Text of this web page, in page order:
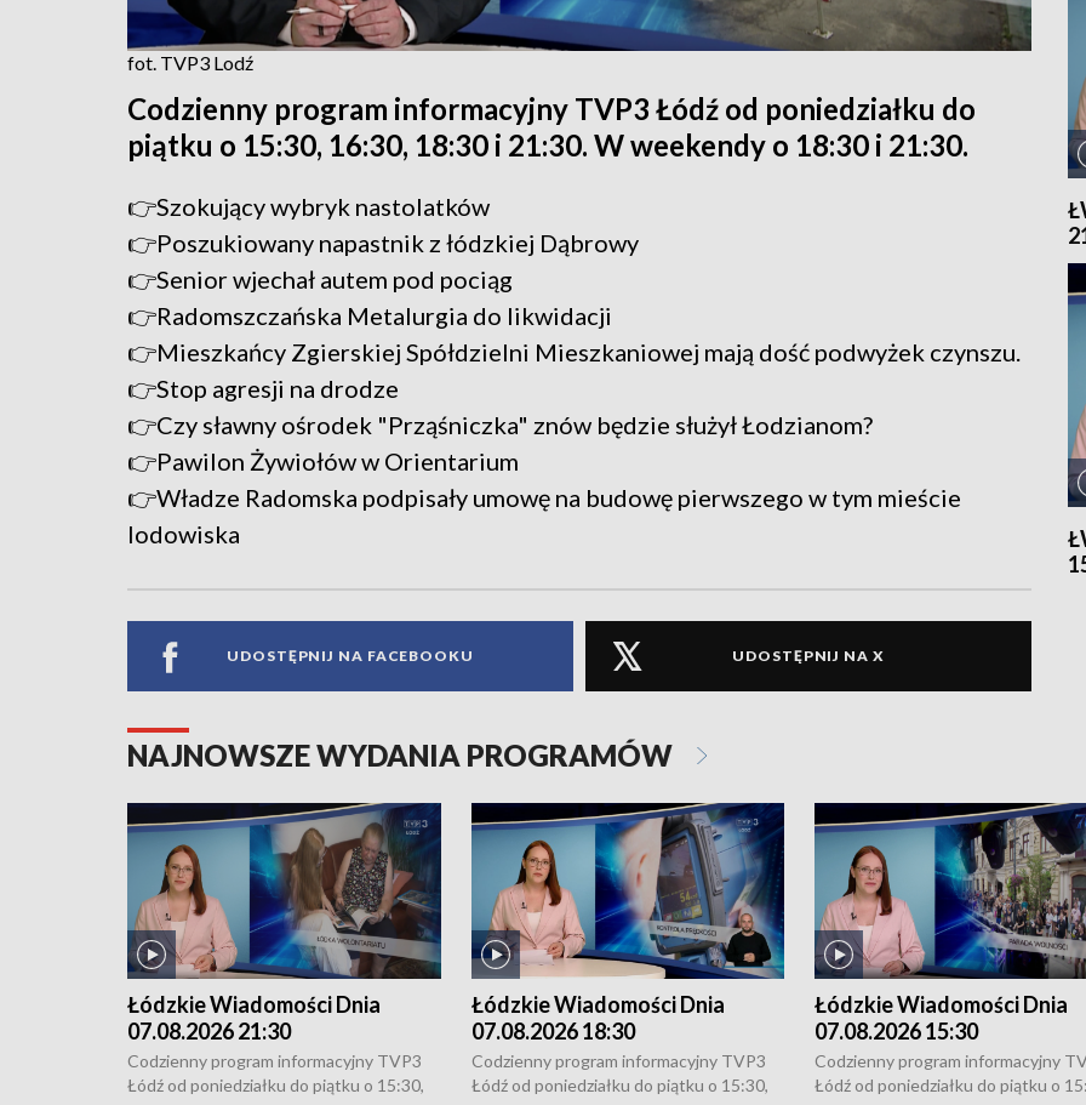
fot. TVP3 Lodź
Codzienny program informacyjny TVP3 Łódź od poniedziałku do
piątku o 15:30, 16:30, 18:30 i 21:30. W weekendy o 18:30 i 21:30.
👉Szokujący wybryk nastolatków
👉Poszukiowany napastnik z łódzkiej Dąbrowy
👉Senior wjechał autem pod pociąg
👉Radomszczańska Metalurgia do likwidacji
👉Mieszkańcy Zgierskiej Spółdzielni Mieszkaniowej mają dość podwyżek czynszu.
👉Stop agresji na drodze
👉Czy sławny ośrodek "Prząśniczka" znów będzie służył Łodzianom?
👉Pawilon Żywiołów w Orientarium
👉Władze Radomska podpisały umowę na budowę pierwszego w tym mieście
lodowiska
UDOSTĘPNIJ NA FACEBOOKU UDOSTĘPNIJ NA X
NAJNOWSZE WYDANIA PROGRAMÓW
Łódzkie Wiadomości Dnia
07.08.2026 21:30
Codzienny program informacyjny TVP3
Łódź od poniedziałku do piątku o 15:30,
Łódzkie Wiadomości Dnia
07.08.2026 18:30
Codzienny program informacyjny TVP3
Łódź od poniedziałku do piątku o 15:30,
Łódzkie Wiadomości Dnia
07.08.2026 15:30
Codzienny program informacyjny
Łódź od poniedziałku do piątku o